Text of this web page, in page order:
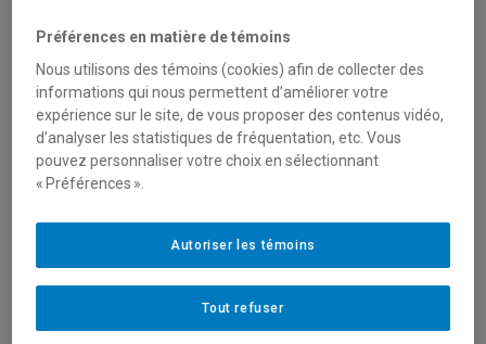
Type de financement
Fonctionnement
Secteur(s)
Sciences humaines et sociales
Description du programme
Dans le contexte du Grand défi société apprenante (GDSA)
qui vise à « Faire du Québec une société apprenante au
Préférences en matière de témoins
Nous utilisons des témoins (cookies) afin de collecter des
informations qui nous permettent d’améliorer votre
expérience sur le site, de vous proposer des contenus vidéo,
d’analyser les statistiques de fréquentation, etc. Vous
pouvez personnaliser votre choix en sélectionnant
« Préférences ».
Tout refuser
Autoriser les témoins